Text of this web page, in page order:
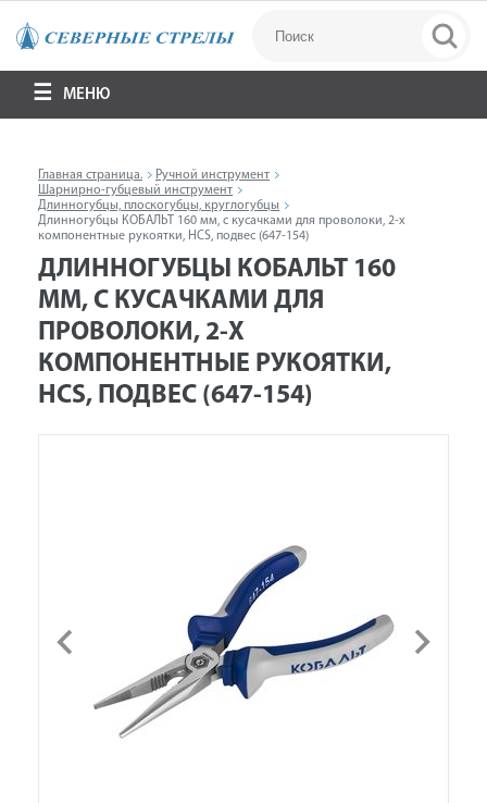
МЕНЮ
Главная страница.
Ручной инструмент
Шарнирно-губцевый инструмент
Длинногубцы, плоскогубцы, круглогубцы
Длинногубцы КОБАЛЬТ 160 мм, с кусачками для проволоки, 2-х
компонентные рукоятки, HCS, подвес (647-154)
ДЛИННОГУБЦЫ КОБАЛЬТ 160
ММ, С КУСАЧКАМИ ДЛЯ
ПРОВОЛОКИ, 2-Х
КОМПОНЕНТНЫЕ РУКОЯТКИ,
HCS, ПОДВЕС (647-154)